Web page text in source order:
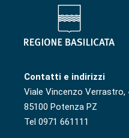
Contatti e indirizzi
Viale Vincenzo Verrastro,
85100 Potenza PZ
Tel 0971 661111